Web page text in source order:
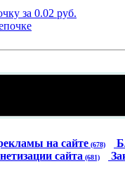
на сайте (678)
сайта (681)